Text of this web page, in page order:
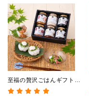
至福の贅沢ごはんギフト
【送料込/沖縄県送料別